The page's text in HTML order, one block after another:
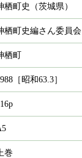
栖町史（茨城県）
栖町史編さん委員会
栖町
［昭和63.3］
上巻